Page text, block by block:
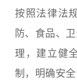
按照法律法
防、食品、
理，建立健
制，明确安